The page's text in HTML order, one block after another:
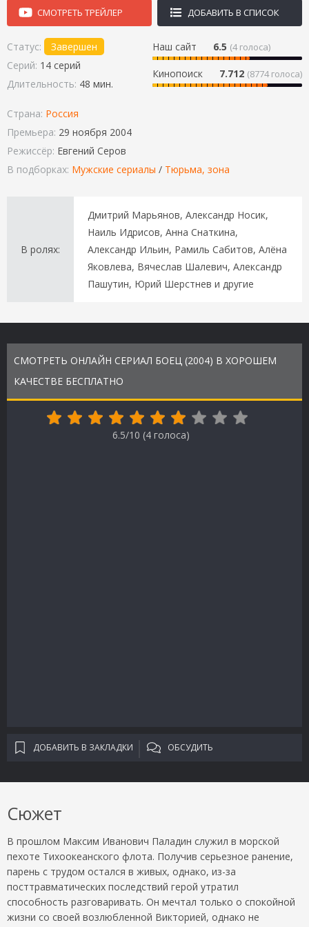
СМОТРЕТЬ ТРЕЙЛЕР ДОБАВИТЬ В СПИСОК
Наш сайт 6.5 (4голоса)
Кинопоиск 7.712 (8774 голоса)
Статус:
Завершен
Серий: 14 серий
Длительность: 48 мин.
Страна: Россия
Премьера: 29 ноября 2004
Режиссёр: Евгений Серов
В подборках: Мужские сериалы / Тюрьма, зона
В ролях:
Дмитрий Марьянов, Александр Носик,
Наиль Идрисов, Анна Снаткина,
Александр Ильин, Рамиль Сабитов, Алёна
Яковлева, Вячеслав Шалевич, Александр
Пашутин, Юрий Шерстнев и другие
СМОТРЕТЬ ОНЛАЙН СЕРИАЛ БОЕЦ (2004) В ХОРОШЕМ
КАЧЕСТВЕ БЕСПЛАТНО
6.5/10 (4 голоса)
ДОБАВИТЬ В ЗАКЛАДКИ ОБСУДИТЬ
Сюжет
В прошлом Максим Иванович Паладин служил в морской
пехоте Тихоокеанского флота. Получив серьезное ранение,
парень с трудом остался в живых, однако, из-за
посттравматических последствий герой утратил
способность разговаривать. Он мечтал только о спокойной
жизни со своей возлюбленной Викторией, однако не